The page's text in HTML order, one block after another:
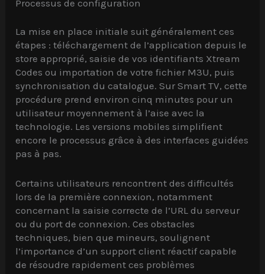
Processus de configuration
La mise en place initiale suit généralement ces
étapes : téléchargement de l’application depuis le
store approprié, saisie de vos identifiants Xtream
Codes ou importation de votre fichier M3U, puis
synchronisation du catalogue. Sur Smart TV, cette
procédure prend environ cinq minutes pour un
utilisateur moyennement à l’aise avec la
technologie. Les versions mobiles simplifient
encore le processus grâce à des interfaces guidées
pas à pas.
Certains utilisateurs rencontrent des difficultés
lors de la première connexion, notamment
concernant la saisie correcte de l’URL du serveur
ou du port de connexion. Ces obstacles
techniques, bien que mineurs, soulignent
l’importance d’un support client réactif capable
de résoudre rapidement ces problèmes